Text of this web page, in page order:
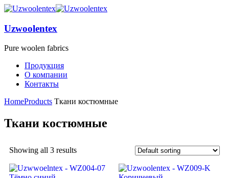
Uzwoolentex
Pure woolen fabrics
Продукция
О компании
Контакты
HomeProducts Ткани костюмные
Ткани костюмные
Showing all 3 results